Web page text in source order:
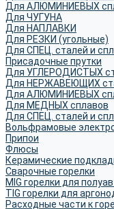
Для АЛЮМИНИЕВЫХ
Для ЧУГУНА
Для НАПЛАВКИ
Для РЕЗКИ (угольные)
Для СПЕЦ. сталей и
Присадочные прутки
Для УГЛЕРОДИСТЫХ
Для НЕРЖАВЕЮЩИХ
Для АЛЮМИНИЕВЫХ
Для МЕДНЫХ сплавов
Для СПЕЦ. сталей и
Вольфрамовые
Припои
Флюсы
Керамические
Сварочные горелки
MIG горелки для
TIG горелки для
Расходные части к